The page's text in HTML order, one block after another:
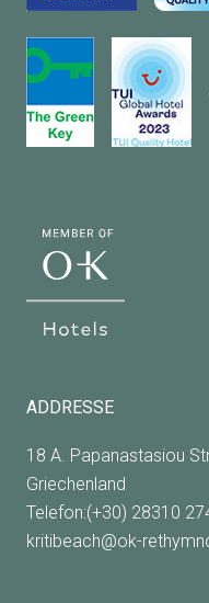
ADDRESSE
18 A. Papanastasiou
Griechenland
Telefon:(+30) 28310
kritibeach@ok-